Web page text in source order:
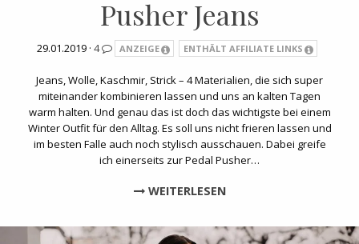
Pusher Jeans
29.01.2019 ·4 ANZEIGE ENTHÄLT AFFILIATE LINKS
Jeans, Wolle, Kaschmir, Strick – 4 Materialien, die sich super
miteinander kombinieren lassen und uns an kalten Tagen
warm halten. Und genau das ist doch das wichtigste bei einem
Winter Outfit für den Alltag. Es soll uns nicht frieren lassen und
im besten Falle auch noch stylisch ausschauen. Dabei greife
ich einerseits zur Pedal Pusher…
WEITERLESEN